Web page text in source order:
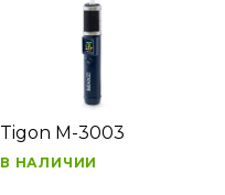
Tigon M-3003
В НАЛИЧИИ